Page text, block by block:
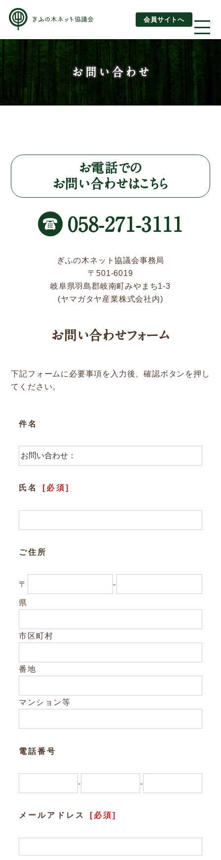
会員サイトへ
About us
ぎふの木ネットとは
はじめてご利用されるお客様へ
運営団体情報
新着情報
Service
ぎふの木ネットの家づくり
補助金・お得情報
施工事例
参加企業/団体一覧
Column
構造材パッケージ
潜入！岐阜県産材ができるまで
Dr.みのりんの実験室
対談シリーズ
ぎふの木コラム
Other
お問い合わせ
お問い合わせ
お電話での
お問い合わせはこちら
058-271-3111
ぎふの木ネット協議会事務局
〒501-6019
岐阜県羽島郡岐南町みやまち1-3
(ヤマガタヤ産業株式会社内)
お問い合わせフォーム
下記フォームに必要事項を入力後、確認ボタンを押し
てください。
件名
氏名 [必須]
ご住所
〒 -
県
市区町村
番地
マンション等
電話番号
- -
メールアドレス [必須]